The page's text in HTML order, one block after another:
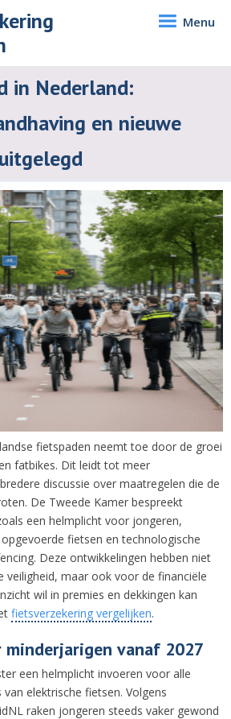
Menu
in Nederland:
en nieuwe
fietspaden neemt toe door de groei
fatbikes. Dit leidt tot meer
discussie over maatregelen die de
De Tweede Kamer bespreekt
een helmplicht voor jongeren,
fietsen en technologische
Deze ontwikkelingen hebben niet
veiligheid, maar ook voor de financiële
wil in premies en dekkingen kan
fietsverzekering vergelijken.
vanaf 2027
een helmplicht invoeren voor alle
elektrische fietsen. Volgens
raken jongeren steeds vaker gewond